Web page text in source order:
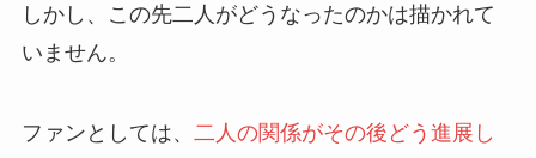
しかし、この先二人がどうなったのかは描かれて
いません。
ファンとしては、 二人の関係がその後どう進展し